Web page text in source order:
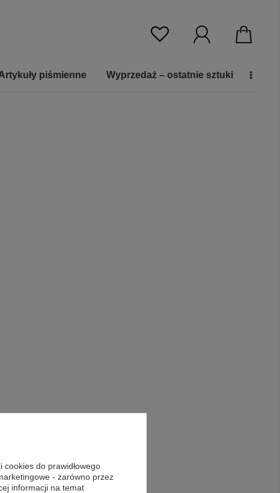
piśmienne Wyprzedaż – ostatnie sztuki
do prawidłowego
- zarówno przez
informacji na temat